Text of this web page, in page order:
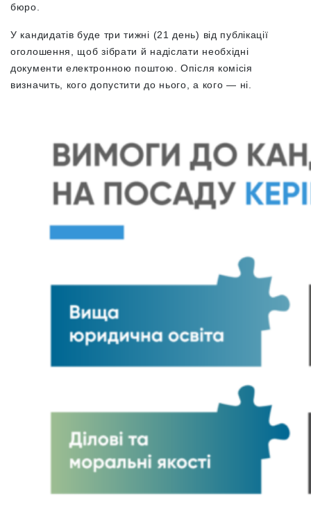
бюро.
У кандидатів буде три тижні (21 день) від публікації
оголошення, щоб зібрати й надіслати необхідні
документи електронною поштою. Опісля комісія
визначить, кого допустити до нього, а кого — ні.